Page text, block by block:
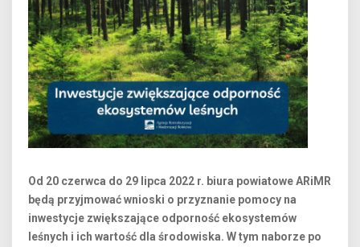
Od 20 czerwca do 29 lipca 2022 r. biura powiatowe ARiMR
będą przyjmować wnioski o przyznanie pomocy na
inwestycje zwiększające odporność ekosystemów
leśnych i ich wartość dla środowiska. W tym naborze po